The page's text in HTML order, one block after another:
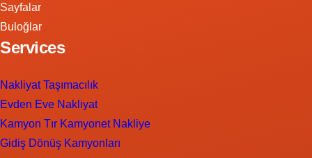
Sayfalar
Buloğlar
Services
Nakliyat Taşımacılık
Evden Eve Nakliyat
Kamyon Tır Kamyonet Nakliye
Gidiş Dönüş Kamyonları